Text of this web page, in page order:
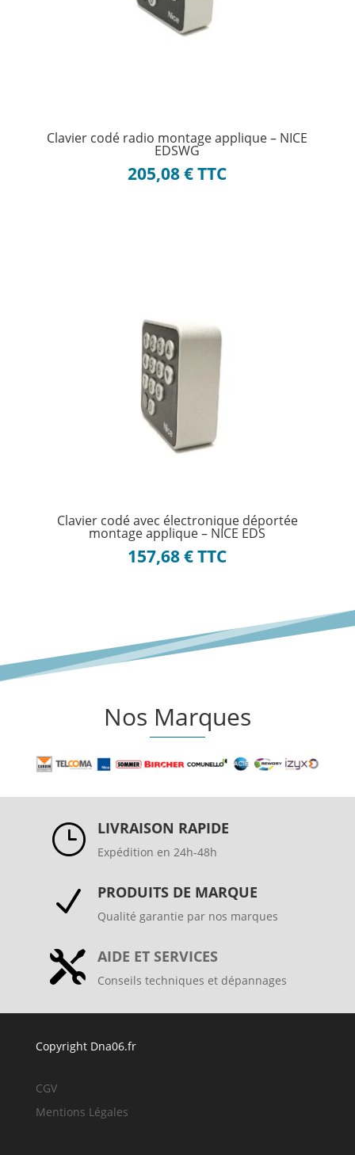
Clavier codé radio montage applique – NICE
EDSWG
205,08€TTC
Clavier codé avec électronique déportée
montage applique – NICE EDS
157,68€TTC
Nos Marques
} LIVRAISON RAPIDE
Expédition en 24h-48h
N PRODUITS DE MARQUE
Qualité garantie par nos marques
 AIDE ET SERVICES
Conseils techniques et dépannages
Copyright Dna06.fr
CGV
Mentions Légales